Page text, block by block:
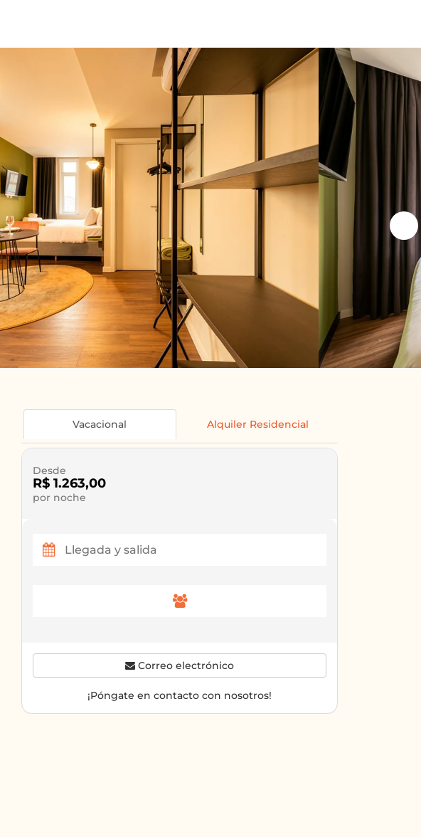
Vacacional Alquiler Residencial
Desde
R$ 1.263,00
por noche
Correo electrónico
¡Póngate en contacto con nosotros!